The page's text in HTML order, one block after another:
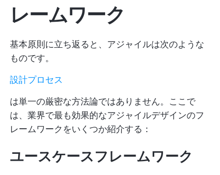
レームワーク
基本原則に立ち返ると、アジャイルは次のような
ものです。
設計プロセス
は単一の厳密な方法論ではありません。ここで
は、業界で最も効果的なアジャイルデザインのフ
レームワークをいくつか紹介する：
ユースケースフレームワーク